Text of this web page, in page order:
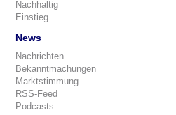
Nachhaltig
Einstieg
News
Nachrichten
Bekanntmachungen
Marktstimmung
RSS-Feed
Podcasts